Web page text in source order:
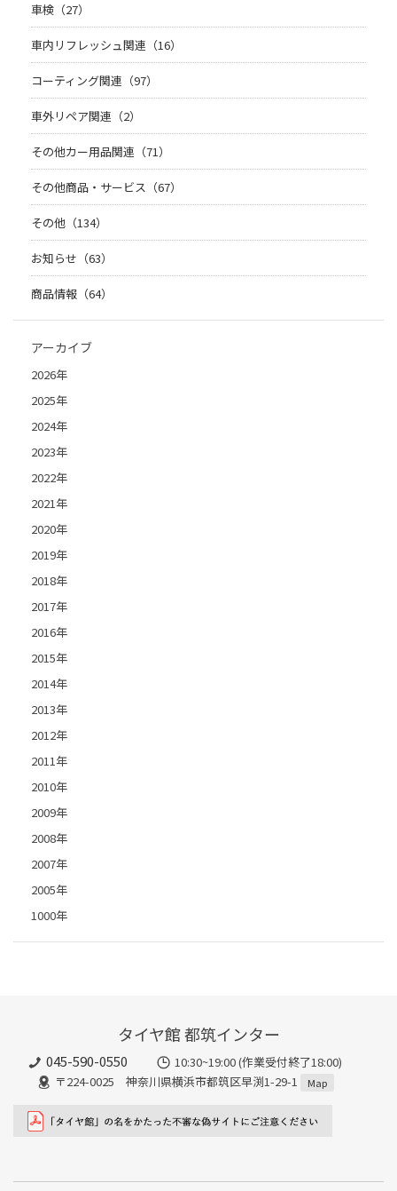
車検（27）
車内リフレッシュ関連（16）
コーティング関連（97）
車外リペア関連（2）
その他カー用品関連（71）
その他商品・サービス（67）
その他（134）
お知らせ（63）
商品情報（64）
アーカイブ
2026年
2025年
2024年
2023年
2022年
2021年
2020年
2019年
2018年
2017年
2016年
2015年
2014年
2013年
2012年
2011年
2010年
2009年
2008年
2007年
2005年
1000年
タイヤ館 都筑インター
045-590-0550
10:30~19:00 (作業受付終了18:00)
〒224-0025 神奈川県横浜市都筑区早渕1-29-1
Map